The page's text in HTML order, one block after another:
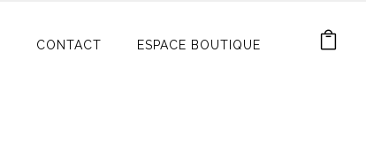
CONTACT ESPACE BOUTIQUE